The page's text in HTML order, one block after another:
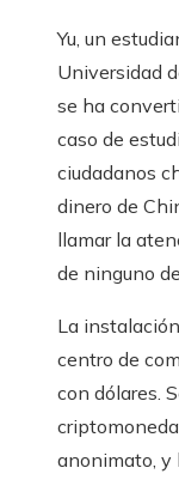
Yu, un
Universidad
se ha
caso de
ciudadanos
dinero de
llamar la
de ninguno
La
centro de
con dólares.
anonimato, y